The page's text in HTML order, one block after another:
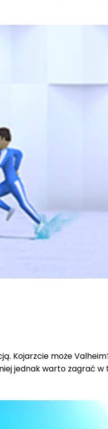
Kojarzcie może
jednak warto zagrać